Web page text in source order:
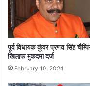
पूर्व विधायक कुंवर प्रणव सिंह
खिलाफ मुकदमा दर्ज
February 10, 2024